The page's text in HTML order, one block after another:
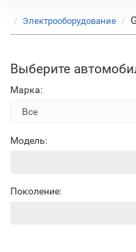
Электрооборудование
Выберите
Марка:
Модель:
Поколение: